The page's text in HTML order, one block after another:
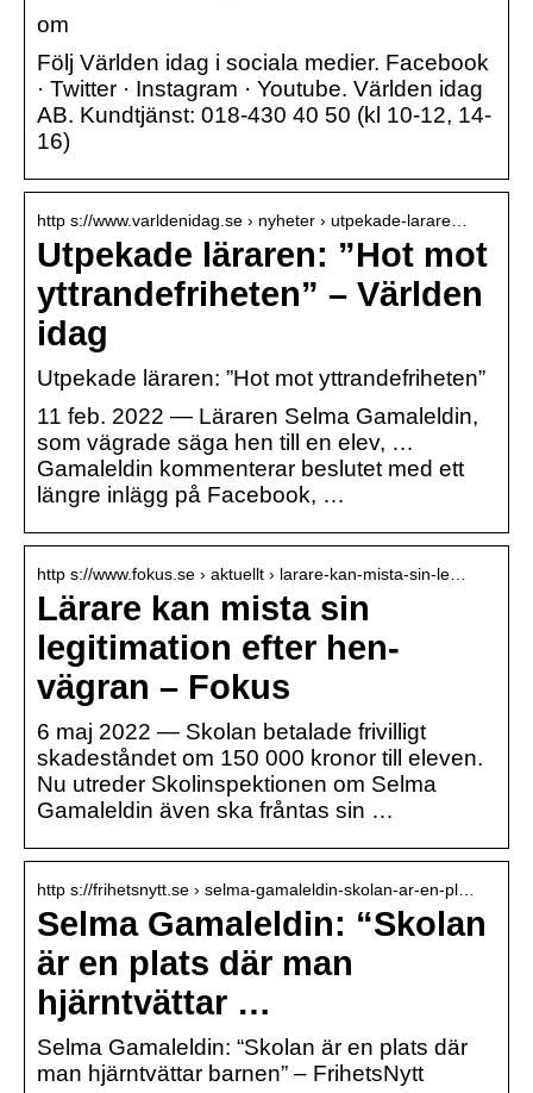
om
Följ Världen idag i sociala medier. Facebook
· Twitter · Instagram · Youtube. Världen idag
AB. Kundtjänst: 018-430 40 50 (kl 10-12, 14-
16)
http s://www.varldenidag.se › nyheter › utpekade-larare…
Utpekade läraren: ”Hot mot
yttrandefriheten” – Världen
idag
Utpekade läraren: ”Hot mot yttrandefriheten”
11 feb. 2022 — Läraren Selma Gamaleldin,
som vägrade säga hen till en elev, …
Gamaleldin kommenterar beslutet med ett
längre inlägg på Facebook, …
http s://www.fokus.se › aktuellt › larare-kan-mista-sin-le…
Lärare kan mista sin
legitimation efter hen-
vägran – Fokus
6 maj 2022 — Skolan betalade frivilligt
skadeståndet om 150 000 kronor till eleven.
Nu utreder Skolinspektionen om Selma
Gamaleldin även ska fråntas sin …
http s://frihetsnytt.se › selma-gamaleldin-skolan-ar-en-pl…
Selma Gamaleldin: “Skolan
är en plats där man
hjärntvättar …
Selma Gamaleldin: “Skolan är en plats där
man hjärntvättar barnen” – FrihetsNytt